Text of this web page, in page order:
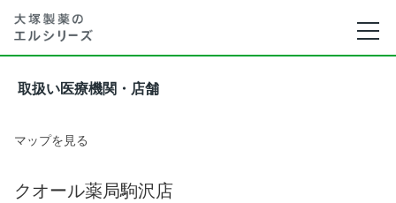
取扱い医療機関・店舗
マップを見る
クオール薬局駒沢店